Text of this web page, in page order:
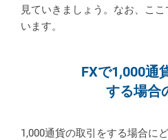
見ていきましょう。なお、こ
います。
FXで1,000通
する場合
1,000通貨の取引をする場合に